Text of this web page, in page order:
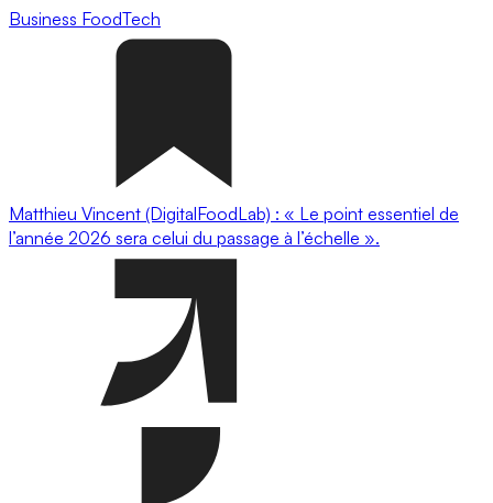
Business FoodTech
Matthieu Vincent (DigitalFoodLab) : « Le point essentiel de
l’année 2026 sera celui du passage à l’échelle ».